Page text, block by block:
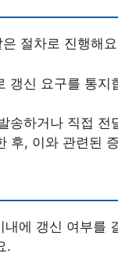
절차로 진행해
갱신 요구를 통
송하거나 직접 전
후, 이와 관련된
에 갱신 여부를
.